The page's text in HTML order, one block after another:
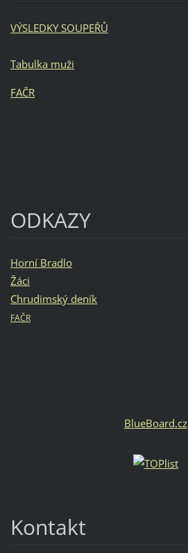
VÝSLEDKY SOUPEŘŮ
Tabulka muži
FAČR
ODKAZY
Horní Bradlo
Žáci
Chrudimský deník
FAČR
BlueBoard.cz
Kontakt